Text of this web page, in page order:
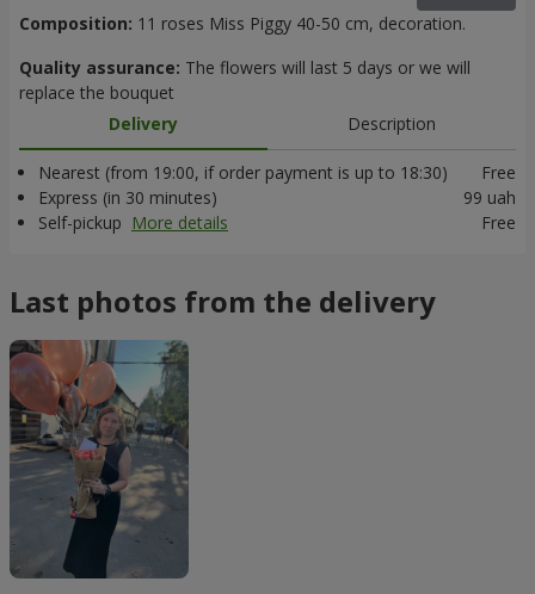
Composition: 11 roses Miss Piggy 40-50 cm, decoration.
Quality assurance: The flowers will last 5 days or we will
replace the bouquet
Delivery
Description
Nearest (from 19:00, if order payment is up to 18:30)
Free
Express (in 30 minutes)
99 uah
Self-pickup More details Free
Last photos from the delivery